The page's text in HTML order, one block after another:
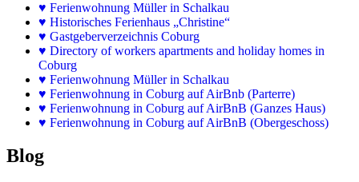
♥ Ferienwohnung Müller in Schalkau
♥ Historisches Ferienhaus „Christine“
♥ Gastgeberverzeichnis Coburg
♥ Directory of workers apartments and holiday homes in
Coburg
♥ Ferienwohnung Müller in Schalkau
♥ Ferienwohnung in Coburg auf AirBnb (Parterre)
♥ Ferienwohnung in Coburg auf AirBnB (Ganzes Haus)
♥ Ferienwohnung in Coburg auf AirBnB (Obergeschoss)
Blog